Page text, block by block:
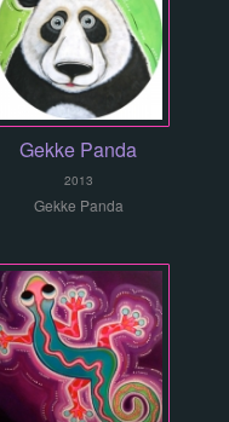
Gekke Panda
2013
Gekke Panda